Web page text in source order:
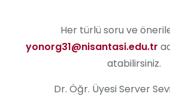
Sosyal ProgramHer türlü soru ve
yonorg31@nisantasi.edu.tr
atabilirsiniz.
Dr. Öğr. Üyesi Server